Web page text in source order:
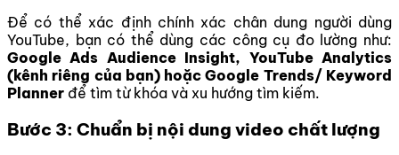
Để có thể xác định chính xác chân dung người dùng
YouTube, bạn có thể dùng các công cụ đo lường như:
Google Ads Audience Insight, YouTube Analytics
(kênh riêng của bạn) hoặc Google Trends/ Keyword
Planner để tìm từ khóa và xu hướng tìm kiếm.
Bước 3: Chuẩn bị nội dung video chất lượng